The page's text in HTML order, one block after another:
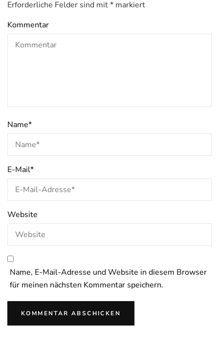
Erforderliche Felder sind mit* markiert
Kommentar
Name*
E-Mail*
Website
Name, E-Mail-Adresse und Website in diesem Browser
für meinen nächsten Kommentar speichern.